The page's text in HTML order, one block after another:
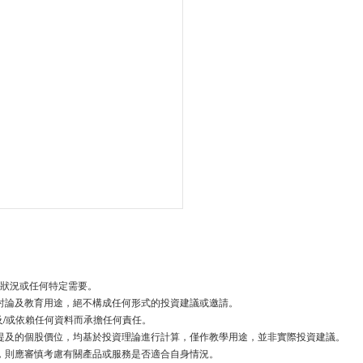
況或任何特定需要。
及教育用途，絕不構成任何形式的投資建議或邀請。
依賴任何資料而承擔任何責任。
的個股價位，均基於投資理論進行計算，僅作教學用途，並非實際投資建議。
應審慎考慮有關產品或服務是否適合自身情況。